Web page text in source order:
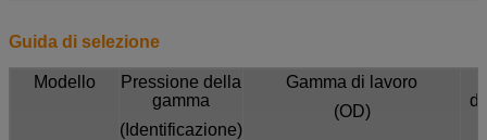
Guida di selezione
Modello
Pressione della
gamma
(Identificazione)
Gamma di lavoro
(OD)